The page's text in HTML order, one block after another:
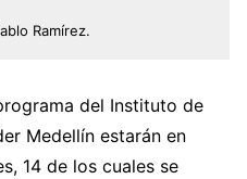
Ramírez.
del Instituto de
Medellín estarán en
14 de los cuales se